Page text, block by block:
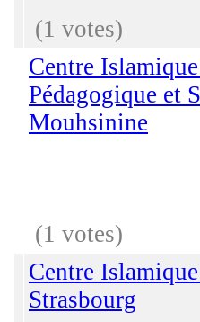
(1 votes)
Centre
Pédagogique et
Mouhsinine
(1 votes)
Centre
Strasbourg